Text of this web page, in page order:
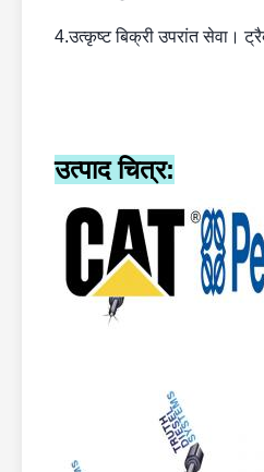
4.उत्कृष्ट बिक्री उपरांत सेवा।
उत्पाद चित्र: